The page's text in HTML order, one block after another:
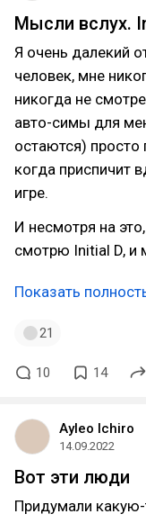
Мысли вслух.
Я очень далекий
человек, мне
никогда не
авто-симы для
остаются) просто
когда приспичит
игре.
И несмотря на
смотрю Initial D, и
Показать
21
10 14
Ayleo Ichiro
14.09.2022
Вот эти люди
Придумали